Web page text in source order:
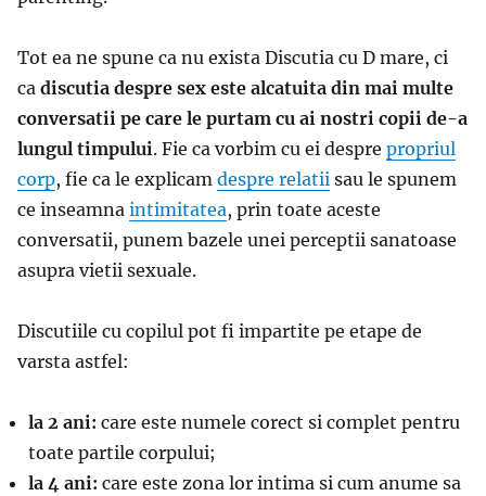
Tot ea ne spune ca nu exista Discutia cu D mare, ci
ca discutia despre sex este alcatuita din mai multe
conversatii pe care le purtam cu ai nostri copii de-a
lungul timpului. Fie ca vorbim cu ei despre propriul
corp, fie ca le explicam despre relatii sau le spunem
ce inseamna intimitatea, prin toate aceste
conversatii, punem bazele unei perceptii sanatoase
asupra vietii sexuale.
Discutiile cu copilul pot fi impartite pe etape de
varsta astfel:
la 2 ani: care este numele corect si complet pentru
toate partile corpului;
la 4 ani: care este zona lor intima si cum anume sa